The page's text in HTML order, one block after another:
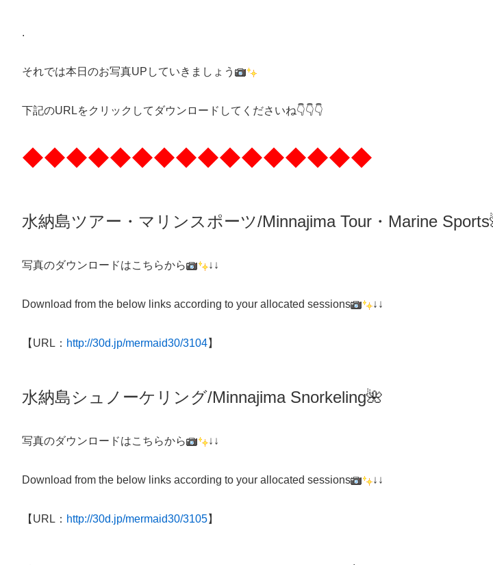
.
それでは本日のお写真UPしていきましょう
下記のURLをクリックしてダウンロードしてくださいね👇👇👇
◆◆◆◆◆◆◆◆◆◆◆◆◆◆◆◆
水納島ツアー・マリンスポーツ/Minnajima Tour・Marine
写真のダウンロードはこちらから ↓↓
Download from the below links according to your allocated sessions ↓↓
【URL： http://30d.jp/mermaid30/3104】
水納島シュノーケリング/Minnajima Snorkeling🌺
写真のダウンロードはこちらから ↓↓
Download from the below links according to your allocated sessions ↓↓
【URL： http://30d.jp/mermaid30/3105】